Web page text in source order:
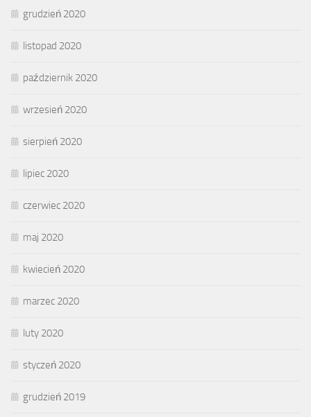
grudzień 2020
listopad 2020
październik 2020
wrzesień 2020
sierpień 2020
lipiec 2020
czerwiec 2020
maj 2020
kwiecień 2020
marzec 2020
luty 2020
styczeń 2020
grudzień 2019